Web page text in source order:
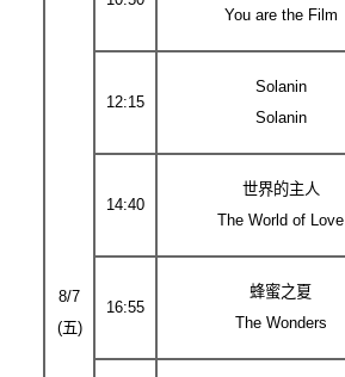
8/7
(五)
You are the Film
12:15
Solanin
Solanin
14:40
世界的主人
The World of Love
16:55
蜂蜜之夏
The Wonders